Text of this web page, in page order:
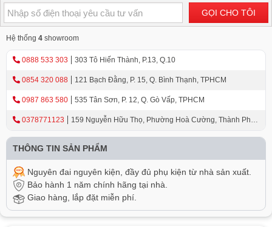
GỌI CHO TÔI
Hệ thống 4 showroom
0888 533 303 303 Tô Hiến Thành, P.13, Q.10
0854 320 088 121 Bạch Đằng, P. 15, Q. Bình Thạnh, TPHCM
0987 863 580 535 Tân Sơn, P. 12, Q. Gò Vấp, TPHCM
0378771123
159 Nguyễn Hữu Thọ, Phường Hoà Cường, Thành Phố
THÔNG TIN SẢN PHẨM
Nguyên đai nguyên kiện, đầy đủ phụ kiện từ nhà sản xuất.
Bảo hành 1 năm chính hãng tại nhà.
Giao hàng, lắp đặt miễn phí.